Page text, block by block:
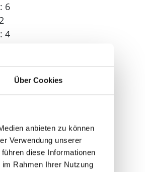
Über Cookies
anbieten zu können
Verwendung unserer
diese Informationen
Rahmen Ihrer Nutzung
6
4